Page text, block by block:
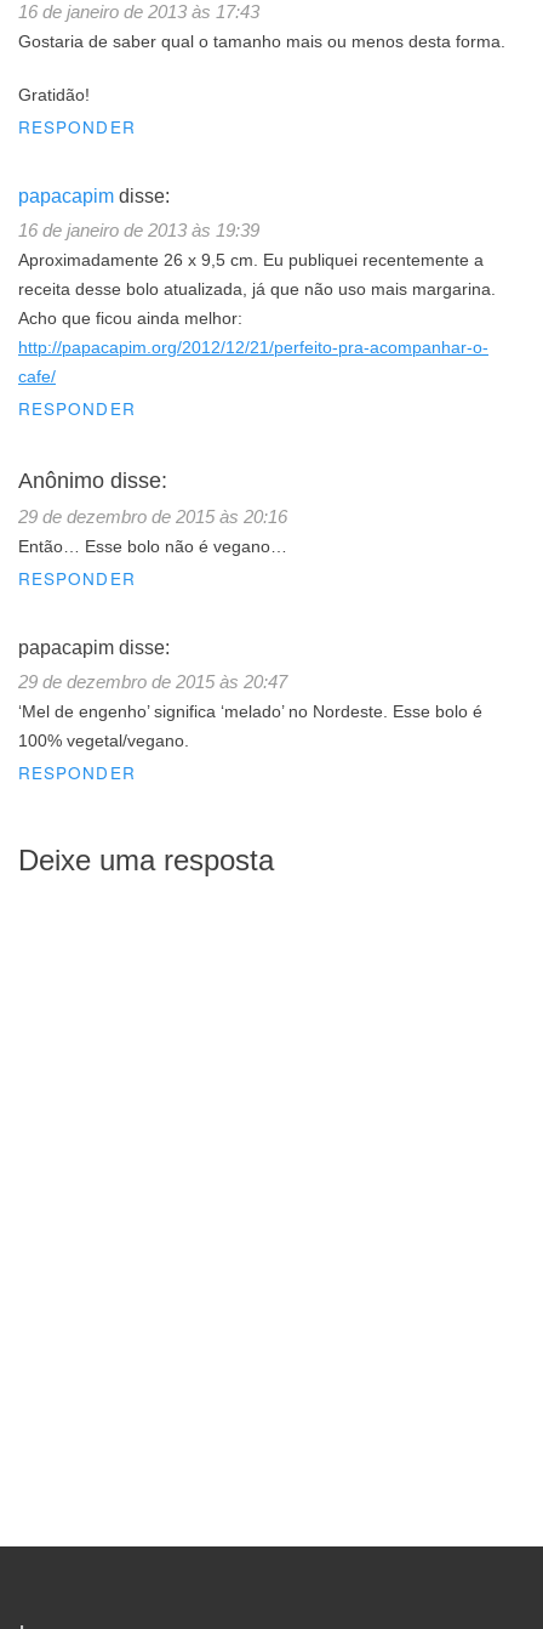
16 de janeiro de 2013 às 17:43
Gostaria de saber qual o tamanho mais ou menos desta forma.
Gratidão!
RESPONDER
papacapim disse:
16 de janeiro de 2013 às 19:39
Aproximadamente 26 x 9,5 cm. Eu publiquei recentemente a
receita desse bolo atualizada, já que não uso mais margarina.
Acho que ficou ainda melhor:
http://papacapim.org/2012/12/21/perfeito-pra-acompanhar-o-
cafe/
RESPONDER
Anônimo disse:
29 de dezembro de 2015 às 20:16
Então… Esse bolo não é vegano…
RESPONDER
papacapim disse:
29 de dezembro de 2015 às 20:47
‘Mel de engenho’ significa ‘melado’ no Nordeste. Esse bolo é
100% vegetal/vegano.
RESPONDER
Deixe uma resposta